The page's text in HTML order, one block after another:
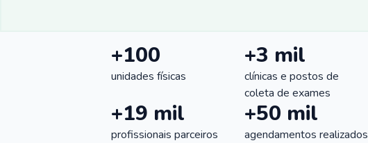
+100
unidades físicas
+3 mil
clínicas e postos de
coleta de exames
+19 mil
profissionais parceiros
+50 mil
agendamentos realizados